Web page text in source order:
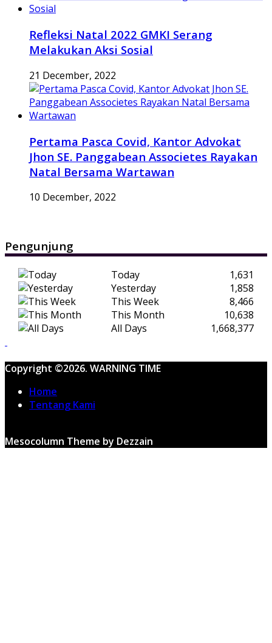
Refleksi Natal 2022 GMKI Serang
Melakukan Aksi Sosial
21 December, 2022
Pertama Pasca Covid, Kantor Advokat
Jhon SE. Panggabean Associetes Rayakan
Natal Bersama Wartawan
10 December, 2022
Pengunjung
Today
1,631
Yesterday
1,858
This Week
8,466
This Month
10,638
All Days
1,668,377
Copyright ©2026. WARNING TIME
Home
Tentang Kami
Mesocolumn Theme by Dezzain